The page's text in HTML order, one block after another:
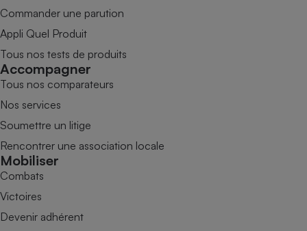
Commander une parution
Appli Quel Produit
Tous nos tests de produits
Accompagner
Tous nos comparateurs
Nos services
Soumettre un litige
Rencontrer une association locale
Mobiliser
Combats
Victoires
Devenir adhérent